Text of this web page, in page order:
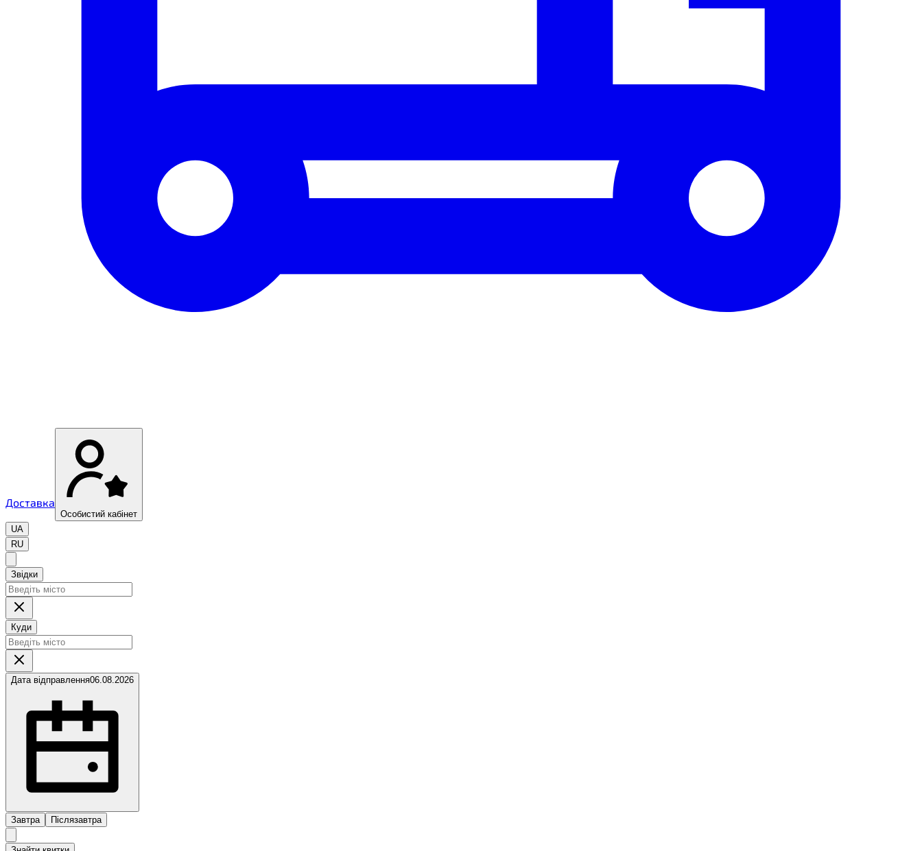
Доставка
Особистий кабінет
UA
RU
Звідки
Куди
Дата відправлення06.08.2026
Завтра Післязавтра